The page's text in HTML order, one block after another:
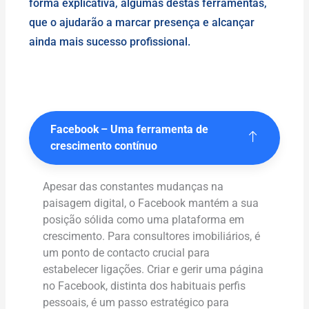
forma explicativa, algumas destas ferramentas,
que o ajudarão a marcar presença e alcançar
ainda mais sucesso profissional.
Facebook – Uma ferramenta de
crescimento contínuo
Apesar das constantes mudanças na
paisagem digital, o Facebook mantém a sua
posição sólida como uma plataforma em
crescimento. Para consultores imobiliários, é
um ponto de contacto crucial para
estabelecer ligações. Criar e gerir uma página
no Facebook, distinta dos habituais perfis
pessoais, é um passo estratégico para